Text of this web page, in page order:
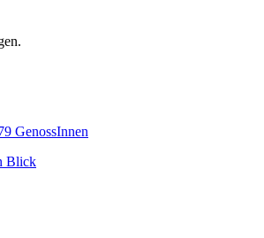
GenossInnen
Blick